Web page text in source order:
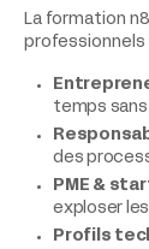
La formation
professionnels
temps
des
PME &
exploser
Profils